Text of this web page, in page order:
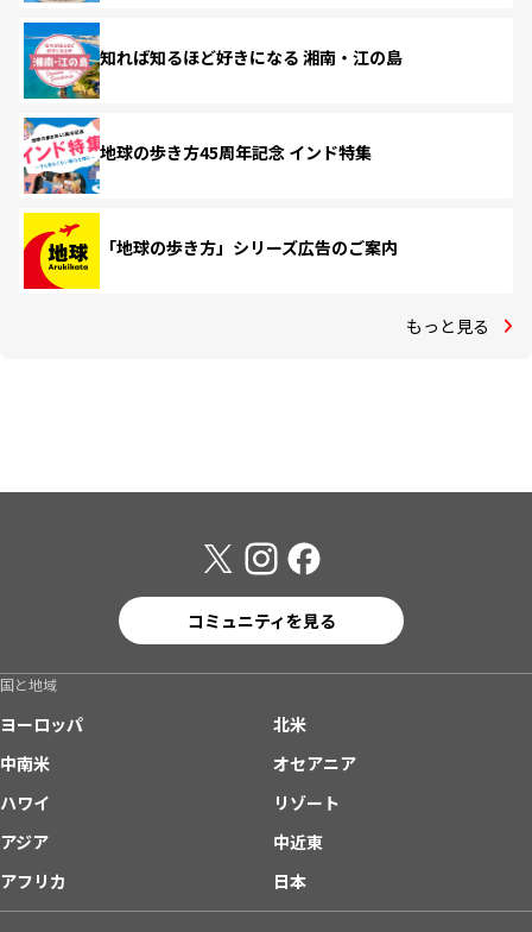
知れば知るほど好きになる 湘南・江の島
地球の歩き方45周年記念 インド特集
「地球の歩き方」シリーズ広告のご案内
もっと見る
コミュニティを見る
国と地域
ヨーロッパ
北米
中南米
オセアニア
ハワイ
リゾート
アジア
中近東
アフリカ
日本